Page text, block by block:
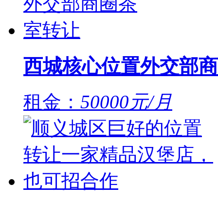
西城核心位置外交部
租金： 50000元/月